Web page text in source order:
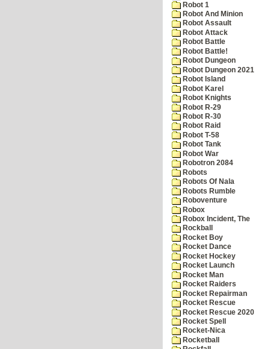
Robot 1
Robot And Minion
Robot Assault
Robot Attack
Robot Battle
Robot Battle!
Robot Dungeon
Robot Dungeon 2021
Robot Island
Robot Karel
Robot Knights
Robot R-29
Robot R-30
Robot Raid
Robot T-58
Robot Tank
Robot War
Robotron 2084
Robots
Robots Of Nala
Robots Rumble
Roboventure
Robox
Robox Incident, The
Rockball
Rocket Boy
Rocket Dance
Rocket Hockey
Rocket Launch
Rocket Man
Rocket Raiders
Rocket Repairman
Rocket Rescue
Rocket Rescue 2020
Rocket Spell
Rocket-Nica
Rocketball